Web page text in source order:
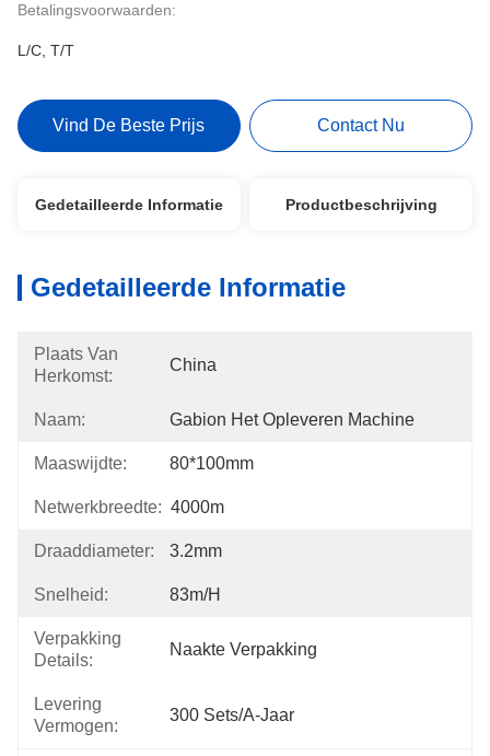
Betalingsvoorwaarden:
L/C, T/T
Vind De Beste Prijs Contact Nu
Gedetailleerde Informatie Productbeschrijving
Gedetailleerde Informatie
Plaats Van
Herkomst:
China
Naam: Gabion Het Opleveren Machine
Maaswijdte: 80*100mm
Netwerkbreedte: 4000m
Draaddiameter: 3.2mm
Snelheid: 83m/h
Verpakking
Details:
Naakte Verpakking
Levering
Vermogen:
300 Sets/a-Jaar